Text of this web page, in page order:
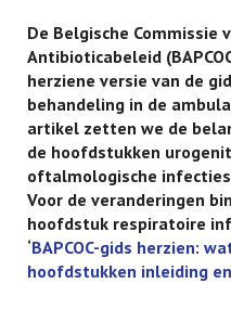
De Belgische Commissie
Antibioticabeleid
herziene versie van de
behandeling in de
artikel zetten we de
de hoofdstukken
oftalmologische
Voor de veranderingen
hoofdstuk respiratoire
‘BAPCOC-gids herzien:
hoofdstukken inleiding